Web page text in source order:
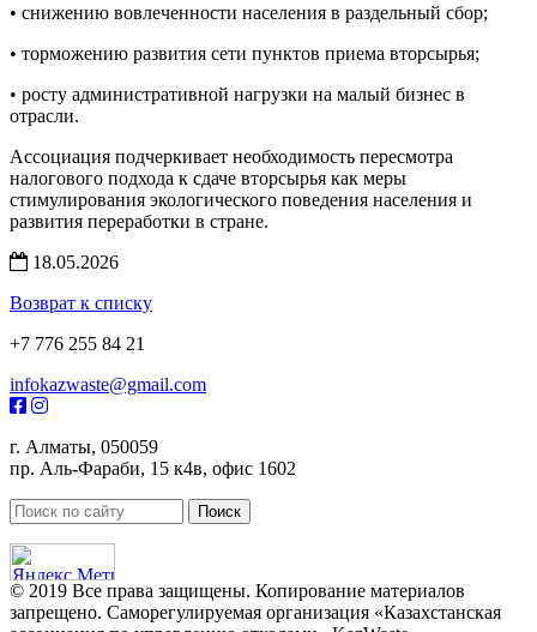
• снижению вовлеченности населения в раздельный сбор;
• торможению развития сети пунктов приема вторсырья;
• росту административной нагрузки на малый бизнес в
отрасли.
Ассоциация подчеркивает необходимость пересмотра
налогового подхода к сдаче вторсырья как меры
стимулирования экологического поведения населения и
развития переработки в стране.
18.05.2026
Возврат к списку
+7 776 255 84 21
infokazwaste@gmail.com
г. Алматы, 050059
пр. Аль-Фараби, 15 к4в, офис 1602
© 2019 Все права защищены. Копирование материалов
запрещено. Саморегулируемая организация «Казахстанская